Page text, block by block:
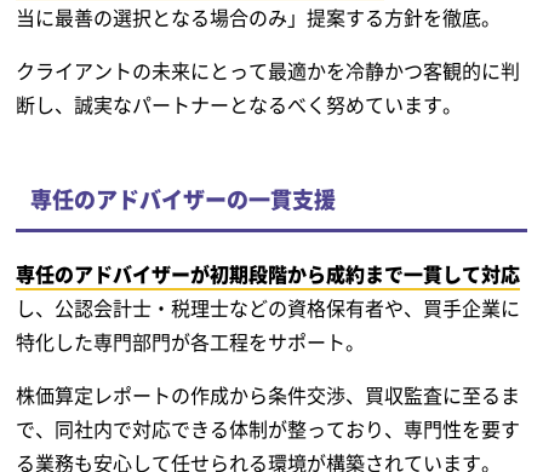
当に最善の選択となる場合のみ」提案する方針を徹底。
クライアントの未来にとって最適かを冷静かつ客観的に判
断し、誠実なパートナーとなるべく努めています。
専任のアドバイザーの一貫支援
専任のアドバイザーが初期段階から成約まで一貫して対応
し、公認会計士・税理士などの資格保有者や、買手企業に
特化した専門部門が各工程をサポート。
株価算定レポートの作成から条件交渉、買収監査に至るま
で、同社内で対応できる体制が整っており、専門性を要す
る業務も安心して任せられる環境が構築されています。